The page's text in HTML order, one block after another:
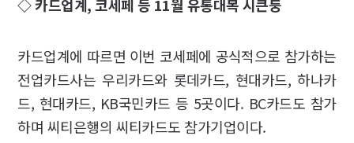
◇ 카드업계, 코세페 등 11월 유통대목 시큰둥
카드업계에 따르면 이번 코세페에 공식적으로 참가하는
전업카드사는 우리카드와 롯데카드, 현대카드, 하나카
드, 현대카드, KB국민카드 등 5곳이다. BC카드도 참가
하며 씨티은행의 씨티카드도 참가기업이다.